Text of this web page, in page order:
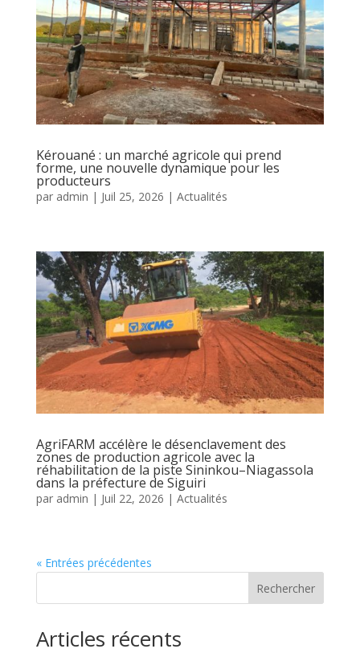
Kérouané : un marché agricole qui prend
forme, une nouvelle dynamique pour les
producteurs
par admin | Juil 25, 2026 | Actualités
AgriFARM accélère le désenclavement des
zones de production agricole avec la
réhabilitation de la piste Sininkou–Niagassola
dans la préfecture de Siguiri
par admin | Juil 22, 2026 | Actualités
« Entrées précédentes
Rechercher
Articles récents